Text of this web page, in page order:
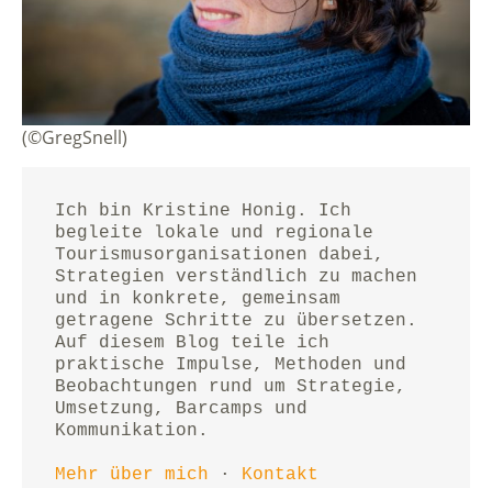
(©GregSnell)
Ich bin Kristine Honig. Ich
begleite lokale und regionale
Tourismusorganisationen dabei,
Strategien verständlich zu machen
und in konkrete, gemeinsam
getragene Schritte zu übersetzen.
Auf diesem Blog teile ich
praktische Impulse, Methoden und
Beobachtungen rund um Strategie,
Umsetzung, Barcamps und
Kommunikation.
Mehr über mich · Kontakt